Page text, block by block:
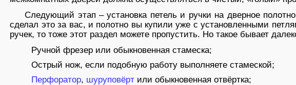
Следующий этап – установка петель и ручки на дверное
сделал это за вас, и полотно вы купили уже с установленными
ручек, то тоже этот раздел можете пропустить. Но такое бывает
Ручной фрезер или обыкновенная стамеска;
Острый нож, если подобную работу выполняете стамеской;
Перфоратор, шуруповёрт или обыкновенная отвёртка;